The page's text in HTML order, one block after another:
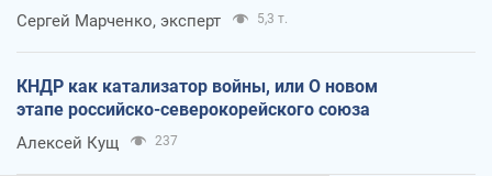
Сергей Марченко, эксперт 5,3 т.
КНДР как катализатор войны, или О новом
этапе российско-северокорейского союза
Алексей Кущ 237